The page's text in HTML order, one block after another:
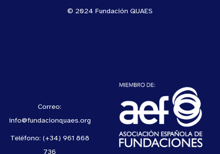
© 2024 Fundación QUAES
Correo:
info@fundacionquaes.org
Teléfono: (+34) 961 868
736